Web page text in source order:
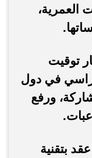
العمرية،
توقيت
في دول
ورفع
بتقنية